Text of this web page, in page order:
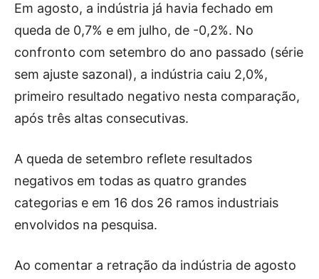
Em agosto, a indústria já havia fechado em
queda de 0,7% e em julho, de -0,2%. No
confronto com setembro do ano passado (série
sem ajuste sazonal), a indústria caiu 2,0%,
primeiro resultado negativo nesta comparação,
após três altas consecutivas.
A queda de setembro reflete resultados
negativos em todas as quatro grandes
categorias e em 16 dos 26 ramos industriais
envolvidos na pesquisa.
Ao comentar a retração da indústria de agosto